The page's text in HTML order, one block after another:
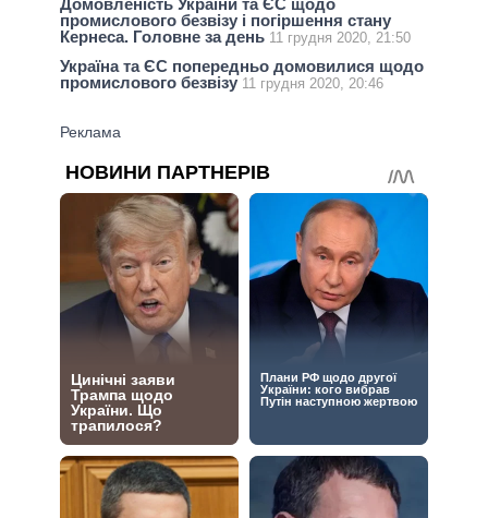
Домовленість України та ЄС щодо
промислового безвізу і погіршення стану
Кернеса. Головне за день 11 грудня 2020, 21:50
Україна та ЄС попередньо домовилися щодо
промислового безвізу 11 грудня 2020, 20:46